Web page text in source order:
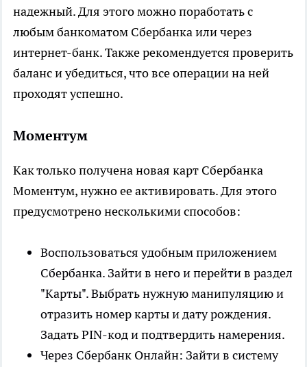
надежный. Для этого можно поработать с
любым банкоматом Сбербанка или через
интернет-банк. Также рекомендуется проверить
баланс и убедиться, что все операции на ней
проходят успешно.
Моментум
Как только получена новая карт Сбербанка
Моментум, нужно ее активировать. Для этого
предусмотрено несколькими способов:
Воспользоваться удобным приложением
Сбербанка. Зайти в него и перейти в раздел
"Карты". Выбрать нужную манипуляцию и
отразить номер карты и дату рождения.
Задать PIN-код и подтвердить намерения.
Через Сбербанк Онлайн: Зайти в систему